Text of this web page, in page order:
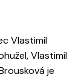
Vlastimil
Vlastimil
je